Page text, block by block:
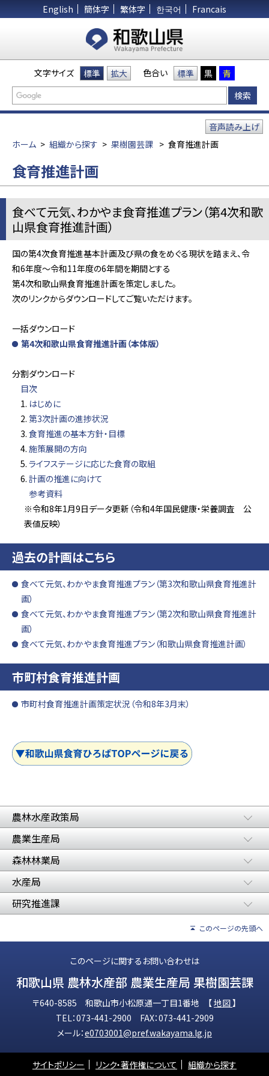
English 簡体字 繁体字 한국어 Francais
文字サイズ 標準 拡大 色合い 標準 黒 青
ホーム > 組織から探す > 果樹園芸課 > 食育推進計画
音声読み上げ
食育推進計画
食べて元気、わかやま食育推進プラン（第4次和歌
山県食育推進計画）
国の第4次食育推進基本計画及び県の食をめぐる現状を踏まえ、令
和6年度～令和11年度の6年間を期間とする
第4次和歌山県食育推進計画を策定しました。
次のリンクからダウンロードしてご覧いただけます。
一括ダウンロード
第4次和歌山県食育推進計画（本体版）
分割ダウンロード
目次
はじめに
第3次計画の進捗状況
食育推進の基本方針・目標
施策展開の方向
ライフステージに応じた食育の取組
計画の推進に向けて
参考資料
※令和8年1月9日データ更新（令和4年国民健康・栄養調査 公
表値反映）
過去の計画はこちら
食べて元気、わかやま食育推進プラン（第3次和歌山県食育推進計
画）
食べて元気、わかやま食育推進プラン（第2次和歌山県食育推進計
画）
食べて元気、わかやま食育推進プラン（和歌山県食育推進計画）
市町村食育推進計画
市町村食育推進計画策定状況（令和8年3月末）
農林水産政策局
農業生産局
森林林業局
水産局
研究推進課
このページの先頭へ
このページに関するお問い合わせは
和歌山県 農林水産部 農業生産局 果樹園芸課
〒640-8585 和歌山市小松原通一丁目1番地 【地図】
TEL：073-441-2900 FAX：073-441-2909
メール：e0703001@pref.wakayama.lg.jp
サイトポリシー リンク・著作権について 組織から探す